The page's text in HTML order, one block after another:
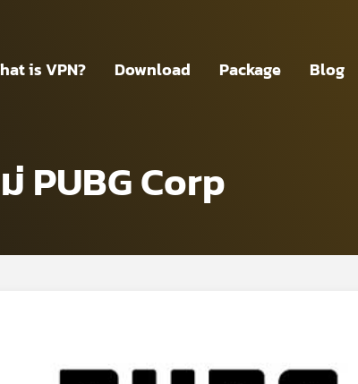
is VPN? Download Package Blog
PUBG Corp